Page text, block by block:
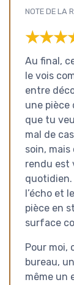
NOTE DE LA
Au final,
le vois
entre
une pièce
que tu
mal de
soin, mais
rendu est
quotidien.
l’écho et
pièce en
surface
Pour moi,
bureau,
même un